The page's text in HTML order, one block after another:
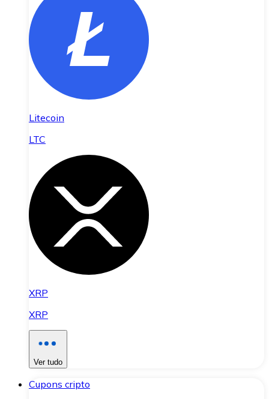
Litecoin
LTC
XRP
XRP
Ver tudo
Cupons cripto